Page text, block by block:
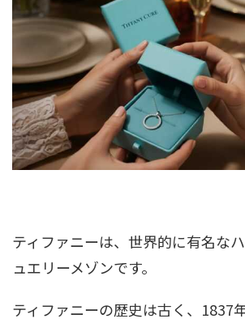
ティファニーは、世界的に有名な
ュエリーメゾンです。
ティファニーの歴史は古く、1837